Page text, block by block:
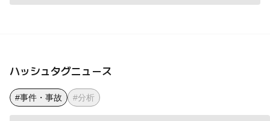
ハッシュタグニュース
#事件・事故 #分析